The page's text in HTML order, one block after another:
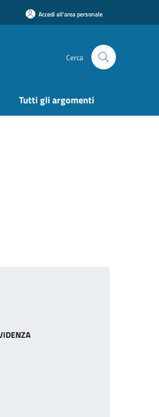
Accedi all'area personale
Cerca
Tutti gli argomenti